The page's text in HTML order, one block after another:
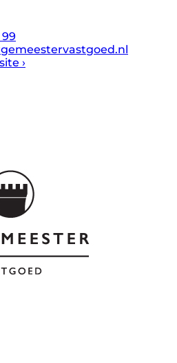
99
›